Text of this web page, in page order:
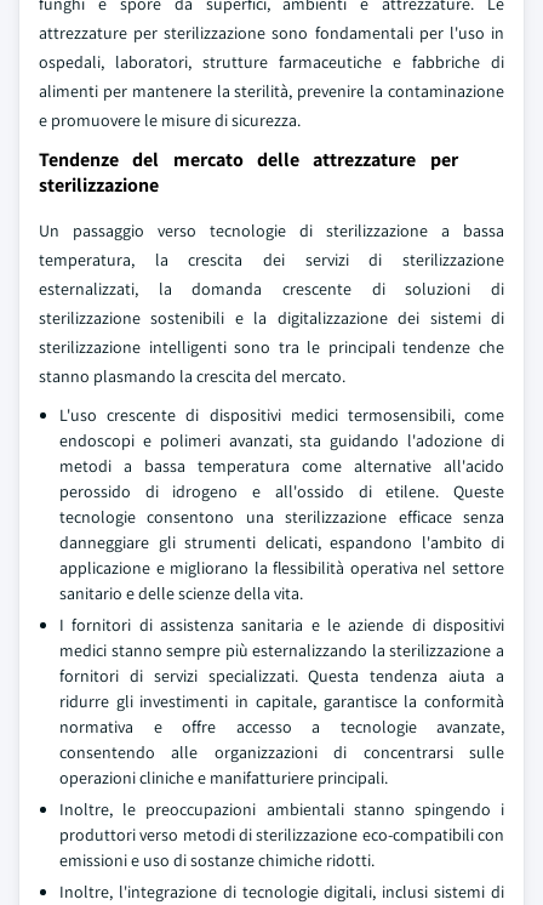
attrezzature per sterilizzazione sono fondamentali per l'uso in
ospedali, laboratori, strutture farmaceutiche e fabbriche di
alimenti per mantenere la sterilità, prevenire la contaminazione
e promuovere le misure di sicurezza.
Tendenze del mercato delle attrezzature per
sterilizzazione
Un passaggio verso tecnologie di sterilizzazione a bassa
temperatura, la crescita dei servizi di sterilizzazione
esternalizzati, la domanda crescente di soluzioni di
sterilizzazione sostenibili e la digitalizzazione dei sistemi di
sterilizzazione intelligenti sono tra le principali tendenze che
stanno plasmando la crescita del mercato.
L'uso crescente di dispositivi medici termosensibili, come
endoscopi e polimeri avanzati, sta guidando l'adozione di
metodi a bassa temperatura come alternative all'acido
perossido di idrogeno e all'ossido di etilene. Queste
tecnologie consentono una sterilizzazione efficace senza
danneggiare gli strumenti delicati, espandono l'ambito di
applicazione e migliorano la flessibilità operativa nel settore
sanitario e delle scienze della vita.
I fornitori di assistenza sanitaria e le aziende di dispositivi
medici stanno sempre più esternalizzando la sterilizzazione a
fornitori di servizi specializzati. Questa tendenza aiuta a
ridurre gli investimenti in capitale, garantisce la conformità
normativa e offre accesso a tecnologie avanzate,
consentendo alle organizzazioni di concentrarsi sulle
operazioni cliniche e manifatturiere principali.
Inoltre, le preoccupazioni ambientali stanno spingendo i
produttori verso metodi di sterilizzazione eco-compatibili con
emissioni e uso di sostanze chimiche ridotti.
Inoltre, l'integrazione di tecnologie digitali, inclusi sistemi di